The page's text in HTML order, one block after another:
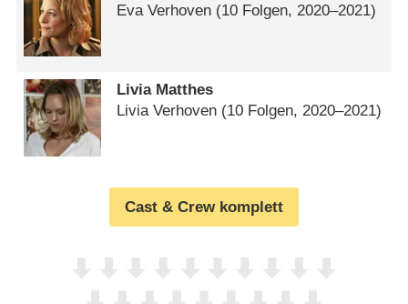
Eva Verhoven (10 Folgen, 2020⁠–⁠2021)
Livia Matthes
Livia Verhoven (10 Folgen, 2020⁠–⁠2021)
Cast & Crew komplett